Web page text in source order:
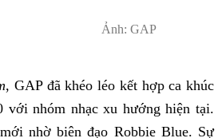
Ảnh: GAP
, GAP đã khéo léo kết hợp ca khúc
với nhóm nhạc xu hướng hiện tại.
nhờ biên đạo Robbie Blue. Sự